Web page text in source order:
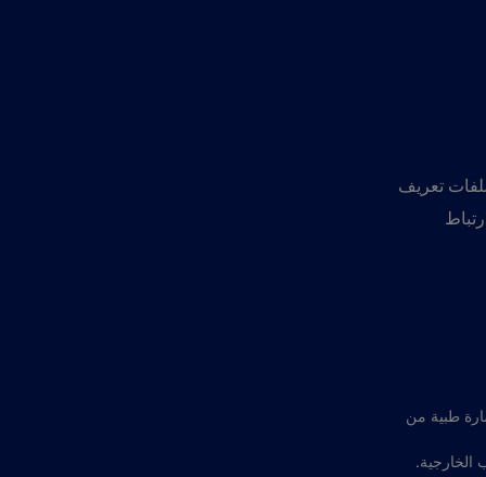
تعريف
طبية من
الخارجية.